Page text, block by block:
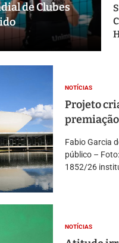
de Clubes
NOTÍCIAS
Projeto
Fabio Garcia
público –
1852/26
NOTÍCIAS